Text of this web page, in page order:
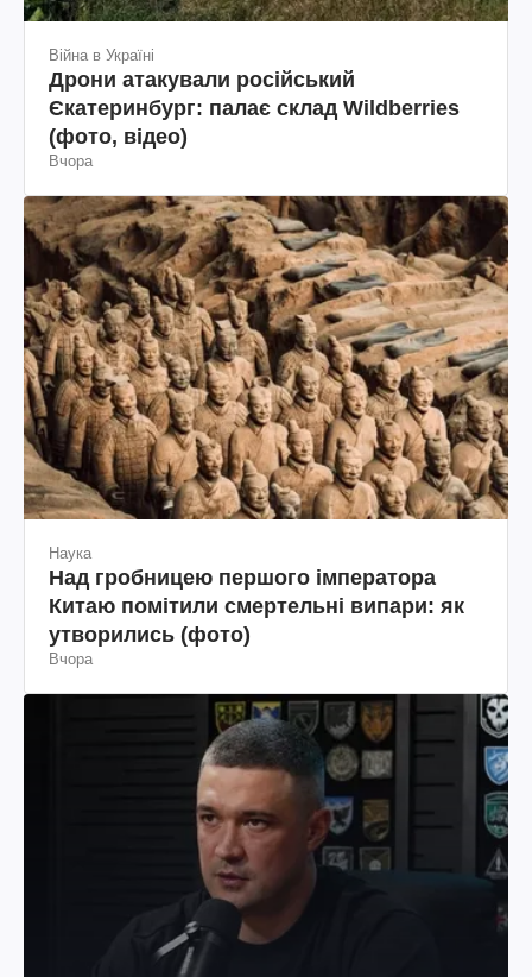
Війна в Україні
Дрони атакували російський
Єкатеринбург: палає склад Wildberries
(фото, відео)
Вчора
Наука
Над гробницею першого імператора
Китаю помітили смертельні випари: як
утворились (фото)
Вчора